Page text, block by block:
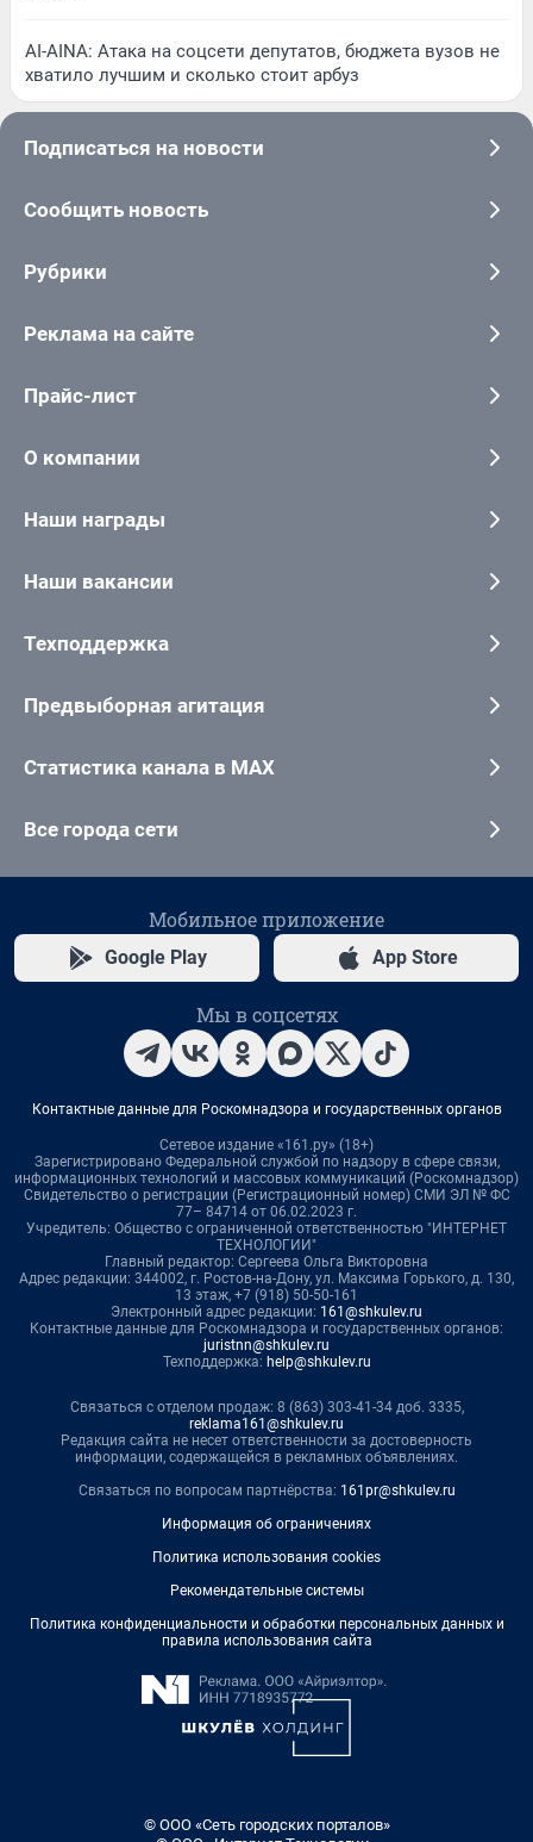
AI-AINA: Атака на соцсети депутатов, бюджета вузов не
хватило лучшим и сколько стоит арбуз
Подписаться на новости
Сообщить новость
Рубрики
Реклама на сайте
Прайс-лист
О компании
Наши награды
Наши вакансии
Техподдержка
Предвыборная агитация
Статистика канала в MAX
Все города сети
Мобильное приложение
Google Play App Store
Мы в соцсетях
Контактные данные для Роскомнадзора и государственных органов
Сетевое издание «161.ру» (18+)
Зарегистрировано Федеральной службой по надзору в сфере связи,
информационных технологий и массовых коммуникаций (Роскомнадзор)
Свидетельство о регистрации (Регистрационный номер) СМИ ЭЛ № ФС
77– 84714 от 06.02.2023 г.
Учредитель: Общество с ограниченной ответственностью "ИНТЕРНЕТ
ТЕХНОЛОГИИ"
Главный редактор: Сергеева Ольга Викторовна
Адрес редакции: 344002, г. Ростов-на-Дону, ул. Максима Горького, д. 130,
13 этаж, +7 (918) 50-50-161
Электронный адрес редакции: 161@shkulev.ru
Контактные данные для Роскомнадзора и государственных органов:
juristnn@shkulev.ru
Техподдержка: help@shkulev.ru
Связаться с отделом продаж: 8 (863) 303-41-34 доб. 3335,
reklama161@shkulev.ru
Редакция сайта не несет ответственности за достоверность
информации, содержащейся в рекламных объявлениях.
Связаться по вопросам партнёрства: 161pr@shkulev.ru
Информация об ограничениях
Политика использования cookies
Рекомендательные системы
Политика конфиденциальности и обработки персональных данных и
правила использования сайта
© ООО «Сеть городских порталов»